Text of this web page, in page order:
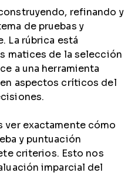
refinando y
de pruebas y
La rúbrica está
matices de la selección
a una herramienta
aspectos críticos del
ver exactamente cómo
y puntuación
criterios. Esto nos
imparcial del